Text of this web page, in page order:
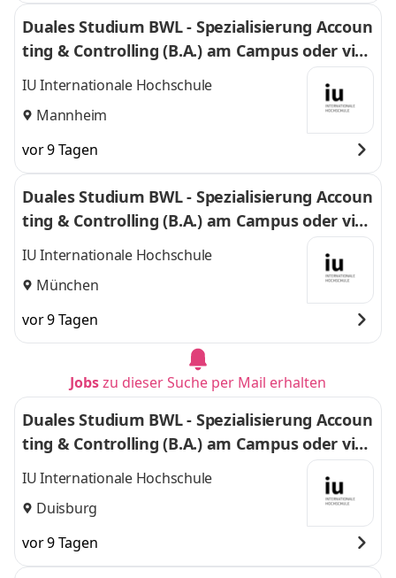
Duales Studium BWL - Spezialisierung Accoun
ting & Controlling (B.A.) am Campus oder virt
uell
IU Internationale Hochschule
Mannheim
vor 9 Tagen
Duales Studium BWL - Spezialisierung Accoun
ting & Controlling (B.A.) am Campus oder virt
uell
IU Internationale Hochschule
München
vor 9 Tagen
Jobszu dieser Suche per Mail erhalten
Duales Studium BWL - Spezialisierung Accoun
ting & Controlling (B.A.) am Campus oder virt
uell
IU Internationale Hochschule
Duisburg
vor 9 Tagen